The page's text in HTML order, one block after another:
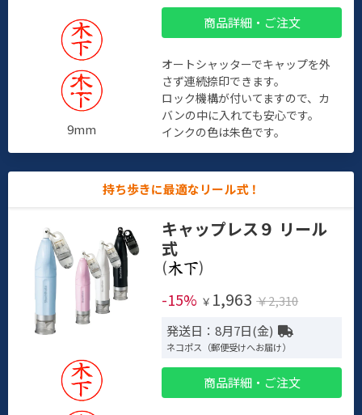
9mm
商品詳細・ご注文
オートシャッターでキャップを外
さず連続捺印できます。
ロック機構が付いてますので、カ
バンの中に入れても安心です。
インクの色は朱色です。
持ち歩きに最適なリール式！
キャップレス９ リール
式
(
)
-15% ￥ 1,963 ￥2,310
発送日：8月7日(金)
ネコポス（郵便受けへお届け）
商品詳細・ご注文